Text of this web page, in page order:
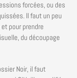
forcées, ou des
Il faut un peu
pour prendre
du découpage
Noir, il faut